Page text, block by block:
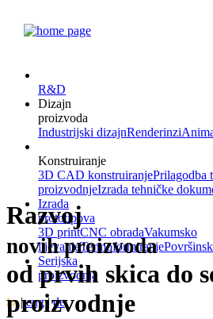
R&D
Dizajn
proizvoda
Industrijski dizajnRenderinzi
Konstruiranje
3D CAD konstruiranjePrilagodba
proizvodnjeIzrada tehničke
Izrada
prototipova
3D printCNC obradaVakumsko
lijevanjeTermoformiranje
Serijska
proizvodnja
hr|eng|de
Razvoj
novih proizvoda
od prvih skica do
proizvodnje